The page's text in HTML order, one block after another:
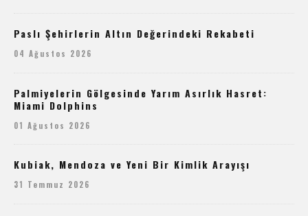
Paslı Şehirlerin Altın Değerindeki Rekabeti
04 Ağustos 2026
Palmiyelerin Gölgesinde Yarım Asırlık Hasret:
Miami Dolphins
01 Ağustos 2026
Kubiak, Mendoza ve Yeni Bir Kimlik Arayışı
31 Temmuz 2026